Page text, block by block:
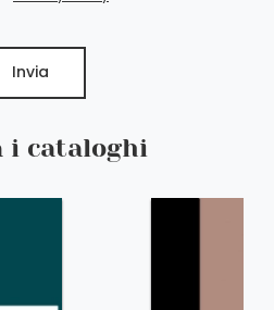
i cataloghi
Invia